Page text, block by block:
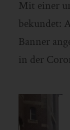
Mit einer
bekundet:
Banner
in der